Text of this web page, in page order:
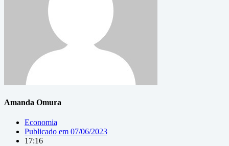
Amanda Omura
Economia
Publicado em 07/06/2023
17:16